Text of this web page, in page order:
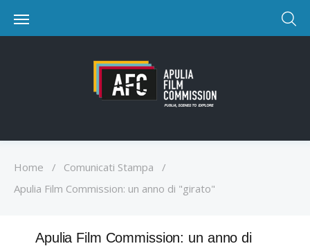
Home / Comunicati Stampa
/
Apulia Film Commission: un anno di "girato"
Apulia Film Commission: un anno di